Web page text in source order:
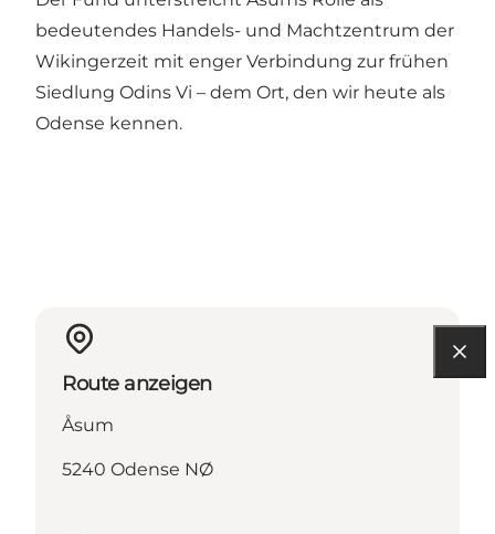
bedeutendes Handels- und Machtzentrum der
Wikingerzeit mit enger Verbindung zur frühen
Siedlung Odins Vi – dem Ort, den wir heute als
Odense kennen.
Route anzeigen
Åsum
5240 Odense NØ